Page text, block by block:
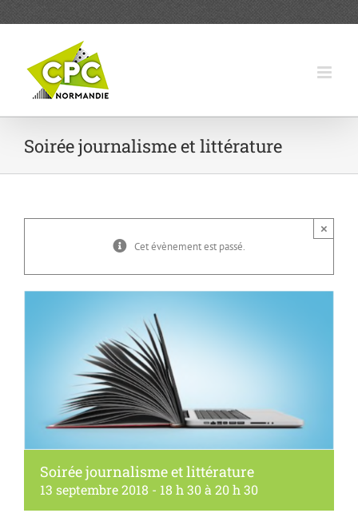
Soirée journalisme et littérature
Cet évènement est passé.
×
Soirée journalisme et littérature
13 septembre 2018 - 18 h 30à 20 h 30